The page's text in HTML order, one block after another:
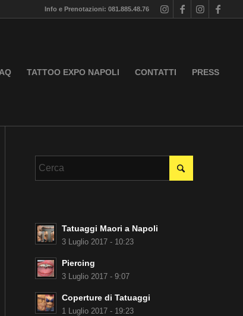
Info e Prenotazioni: 081.885.48.76
TATTOO EXPO NAPOLI CONTATTI PRESS
Tatuaggi Maori a Napoli
3 Luglio 2017 - 10:23
Piercing
3 Luglio 2017 - 9:07
Coperture di Tatuaggi
1 Luglio 2017 - 19:23